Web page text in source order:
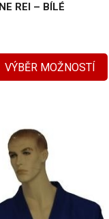
REI – BÍLÉ
680 Kč
VÝBĚR MOŽNOSTÍ